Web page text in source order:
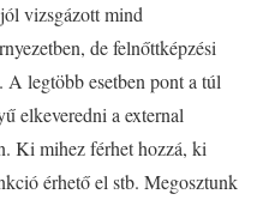
vizsgázott mind
de felnőttképzési
legtöbb esetben pont a túl
elkeveredni a external
Ki mihez férhet hozzá, ki
érhető el stb. Megosztunk